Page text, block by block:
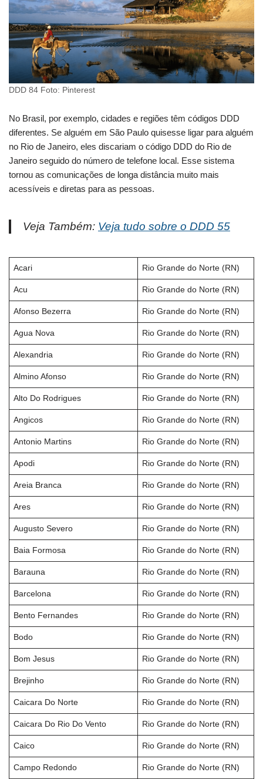
DDD 84 Foto: Pinterest
No Brasil, por exemplo, cidades e regiões têm códigos DDD
diferentes. Se alguém em São Paulo quisesse ligar para alguém
no Rio de Janeiro, eles discariam o código DDD do Rio de
Janeiro seguido do número de telefone local. Esse sistema
tornou as comunicações de longa distância muito mais
acessíveis e diretas para as pessoas.
Veja Também: Veja tudo sobre o DDD 55
Acari Rio Grande do Norte (RN)
Acu Rio Grande do Norte (RN)
Afonso Bezerra Rio Grande do Norte (RN)
Agua Nova Rio Grande do Norte (RN)
Alexandria Rio Grande do Norte (RN)
Almino Afonso Rio Grande do Norte (RN)
Alto Do Rodrigues Rio Grande do Norte (RN)
Angicos Rio Grande do Norte (RN)
Antonio Martins Rio Grande do Norte (RN)
Apodi Rio Grande do Norte (RN)
Areia Branca Rio Grande do Norte (RN)
Ares Rio Grande do Norte (RN)
Augusto Severo Rio Grande do Norte (RN)
Baia Formosa Rio Grande do Norte (RN)
Barauna Rio Grande do Norte (RN)
Barcelona Rio Grande do Norte (RN)
Bento Fernandes Rio Grande do Norte (RN)
Bodo Rio Grande do Norte (RN)
Bom Jesus Rio Grande do Norte (RN)
Brejinho Rio Grande do Norte (RN)
Caicara Do Norte Rio Grande do Norte (RN)
Caicara Do Rio Do Vento Rio Grande do Norte (RN)
Caico Rio Grande do Norte (RN)
Campo Redondo Rio Grande do Norte (RN)